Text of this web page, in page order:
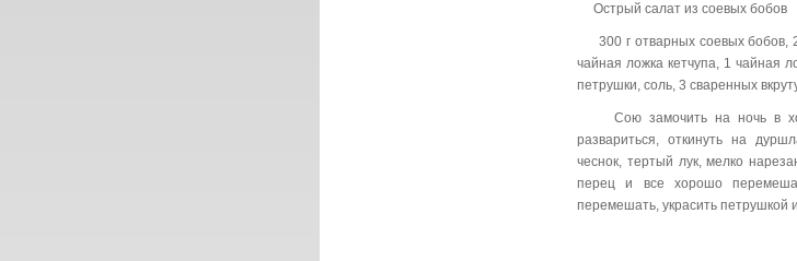
Острый салат из соевых бобов
300 г отварных соевых бобов, 2
чайная ложка кетчупа, 1 чайная
петрушки, соль, 3 сваренных
Сою замочить на ночь в
развариться, откинуть на
чеснок, тертый лук, мелко
перец и все хорошо
перемешать, украсить петрушкой